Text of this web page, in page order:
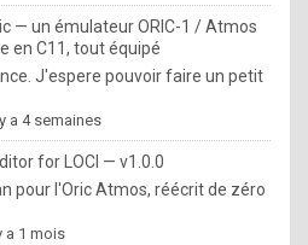
.
I
f
y
o
u
w
— un émulateur ORIC-1 / Atmos
en C11, tout équipé
J'espere pouvoir faire un petit
a 4 semaines
for LOCI — v1.0.0
pour l'Oric Atmos, réécrit de zéro
a 1 mois